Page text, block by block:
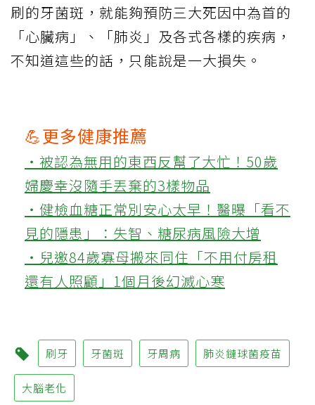
刷的牙菌斑，就能夠預防三大死因中為首的
「心臟病」、「肺炎」及各式各樣的疾病，
不知道這些的話，只能說是一大損失。
💪更多健康推薦
‧被認為無用的東西反幫了大忙！50歲
婦慶幸沒隨手丟棄的3樣物品
‧健檢血糖正常別安心太早！醫曝「看不
見的隱患」：失智、糖尿病風險大增
‧兒邀84歲寡母搬來同住「不用付房租
還有人照顧」1個月後幻滅心寒
刷牙 牙菌斑 牙周病 肺炎鏈球菌疫苗
大腦老化